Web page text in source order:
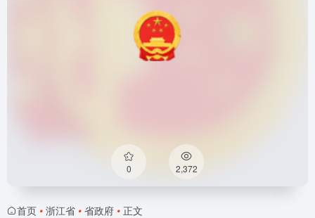
0 2,372
首页 • 浙江省 • 省政府 • 正文